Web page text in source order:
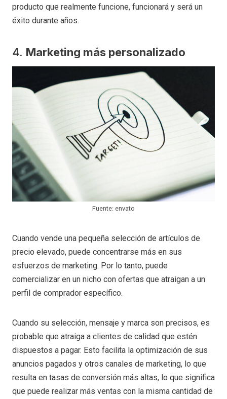
producto que realmente funcione, funcionará y será un
éxito durante años.
4. Marketing más personalizado
Fuente: envato
Cuando vende una pequeña selección de artículos de
precio elevado, puede concentrarse más en sus
esfuerzos de marketing. Por lo tanto, puede
comercializar en un nicho con ofertas que atraigan a un
perfil de comprador específico.
Cuando su selección, mensaje y marca son precisos, es
probable que atraiga a clientes de calidad que estén
dispuestos a pagar. Esto facilita la optimización de sus
anuncios pagados y otros canales de marketing, lo que
resulta en tasas de conversión más altas, lo que significa
que puede realizar más ventas con la misma cantidad de